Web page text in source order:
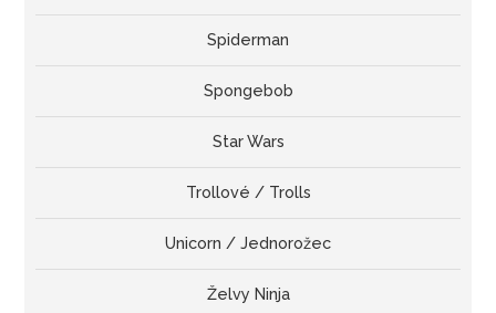
Spiderman
Spongebob
Star Wars
Trollové / Trolls
Unicorn / Jednorožec
Želvy Ninja